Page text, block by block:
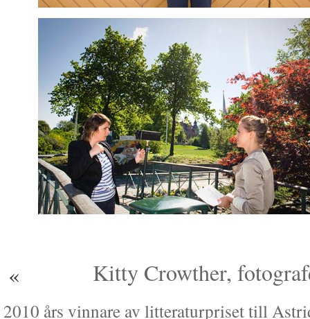
« Kitty Crowther,
2010 års vinnare av litteraturpriset till